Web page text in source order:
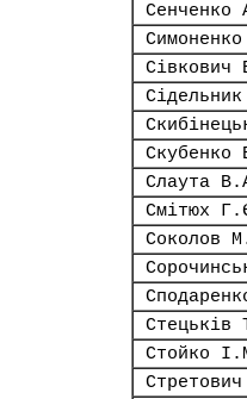
Сенченко
Сівкович
Скубенко
Слаута
Смітюх
Соколов
Стецьків
Стойко